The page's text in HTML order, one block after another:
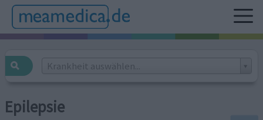
Krankheit auswählen...
Epilepsie